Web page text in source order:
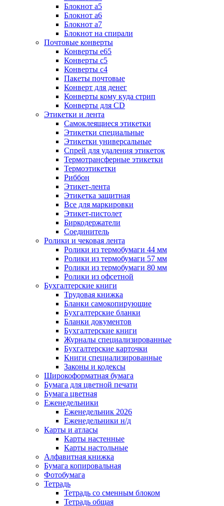
Блокнот а5
Блокнот а6
Блокнот а7
Блокнот на спирали
Почтовые конверты
Конверты е65
Конверты с5
Конверты с4
Пакеты почтовые
Конверт для денег
Конверты кому куда стрип
Конверты для CD
Этикетки и лента
Самоклеящиеся этикетки
Этикетки специальные
Этикетки универсальные
Спрей для удаления этикеток
Термотрансферные этикетки
Термоэтикетки
Риббон
Этикет-лента
Этикетка защитная
Все для маркировки
Этикет-пистолет
Биркодержатели
Соединитель
Ролики и чековая лента
Ролики из термобумаги 44 мм
Ролики из термобумаги 57 мм
Ролики из термобумаги 80 мм
Ролики из офсетной
Бухгалтерские книги
Трудовая книжка
Бланки самокопирующие
Бухгалтерские бланки
Бланки документов
Бухгалтерские книги
Журналы специализированные
Бухгалтерские карточки
Книги специализированные
Законы и кодексы
Широкоформатная бумага
Бумага для цветной печати
Бумага цветная
Еженедельники
Еженедельник 2026
Еженедельники н/д
Карты и атласы
Карты настенные
Карты настольные
Алфавитная книжка
Бумага копировальная
Фотобумага
Тетрадь
Тетрадь со сменным блоком
Тетрадь общая